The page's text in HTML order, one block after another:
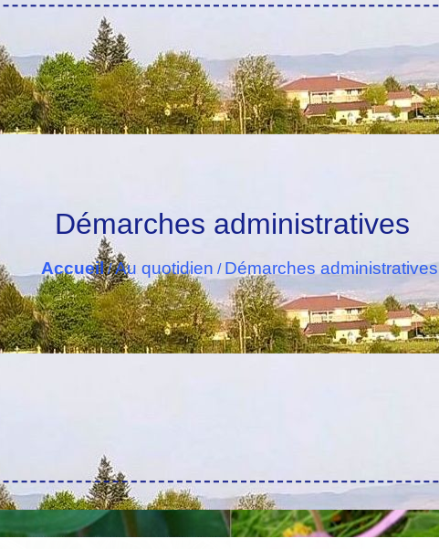
Démarches administratives
Accueil/Au quotidien / Démarches administratives